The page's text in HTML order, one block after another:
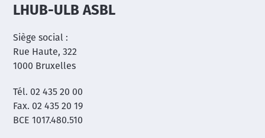
:
LHUB-ULB ASBL
Siège social :
Rue Haute, 322
1000 Bruxelles
Tél. 02 435 20 00
Fax. 02 435 20 19
BCE 1017.480.510